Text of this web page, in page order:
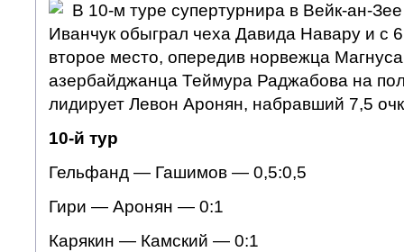
В 10-м туре супертурнира в Вейк-ан-
Иванчук обыграл чеха Давида Навару и с
второе место, опередив норвежца
азербайджанца Теймура Раджабова на
лидирует Левон Аронян, набравший 7,5
10-й тур
Гельфанд — Гашимов — 0,5:0,5
Гири — Аронян — 0:1
Карякин — Камский — 0:1